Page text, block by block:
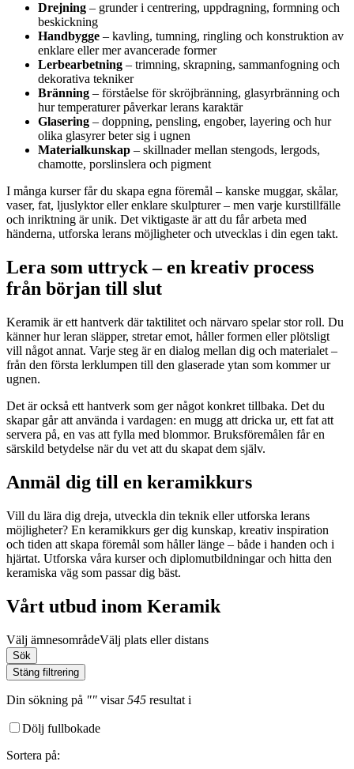
Drejning – grunder i centrering, uppdragning, formning och
beskickning
Handbygge – kavling, tumning, ringling och konstruktion av
enklare eller mer avancerade former
Lerbearbetning – trimning, skrapning, sammanfogning och
dekorativa tekniker
Bränning – förståelse för skröjbränning, glasyrbränning och
hur temperaturer påverkar lerans karaktär
Glasering – doppning, pensling, engober, layering och hur
olika glasyrer beter sig i ugnen
Materialkunskap – skillnader mellan stengods, lergods,
chamotte, porslinslera och pigment
I många kurser får du skapa egna föremål – kanske muggar, skålar,
vaser, fat, ljuslyktor eller enklare skulpturer – men varje kurstillfälle
och inriktning är unik. Det viktigaste är att du får arbeta med
händerna, utforska lerans möjligheter och utvecklas i din egen takt.
Lera som uttryck – en kreativ process
från början till slut
Keramik är ett hantverk där taktilitet och närvaro spelar stor roll. Du
känner hur leran släpper, stretar emot, håller formen eller plötsligt
vill något annat. Varje steg är en dialog mellan dig och materialet –
från den första lerklumpen till den glaserade ytan som kommer ur
ugnen.
Det är också ett hantverk som ger något konkret tillbaka. Det du
skapar går att använda i vardagen: en mugg att dricka ur, ett fat att
servera på, en vas att fylla med blommor. Bruksföremålen får en
särskild betydelse när du vet att du skapat dem själv.
Anmäl dig till en keramikkurs
Vill du lära dig dreja, utveckla din teknik eller utforska lerans
möjligheter? En keramikkurs ger dig kunskap, kreativ inspiration
och tiden att skapa föremål som håller länge – både i handen och i
hjärtat. Utforska våra kurser och diplomutbildningar och hitta den
keramiska väg som passar dig bäst.
Vårt utbud inom Keramik
Välj ämnesområdeVälj plats eller distans
Sök
Stäng filtrering
Din sökning på "" visar545 resultat i
Dölj fullbokade
Sortera på: